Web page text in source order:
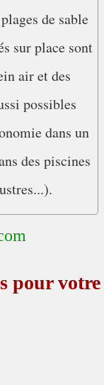
de sable
sur place sont
air et des
possibles
dans un
des piscines
pour votre